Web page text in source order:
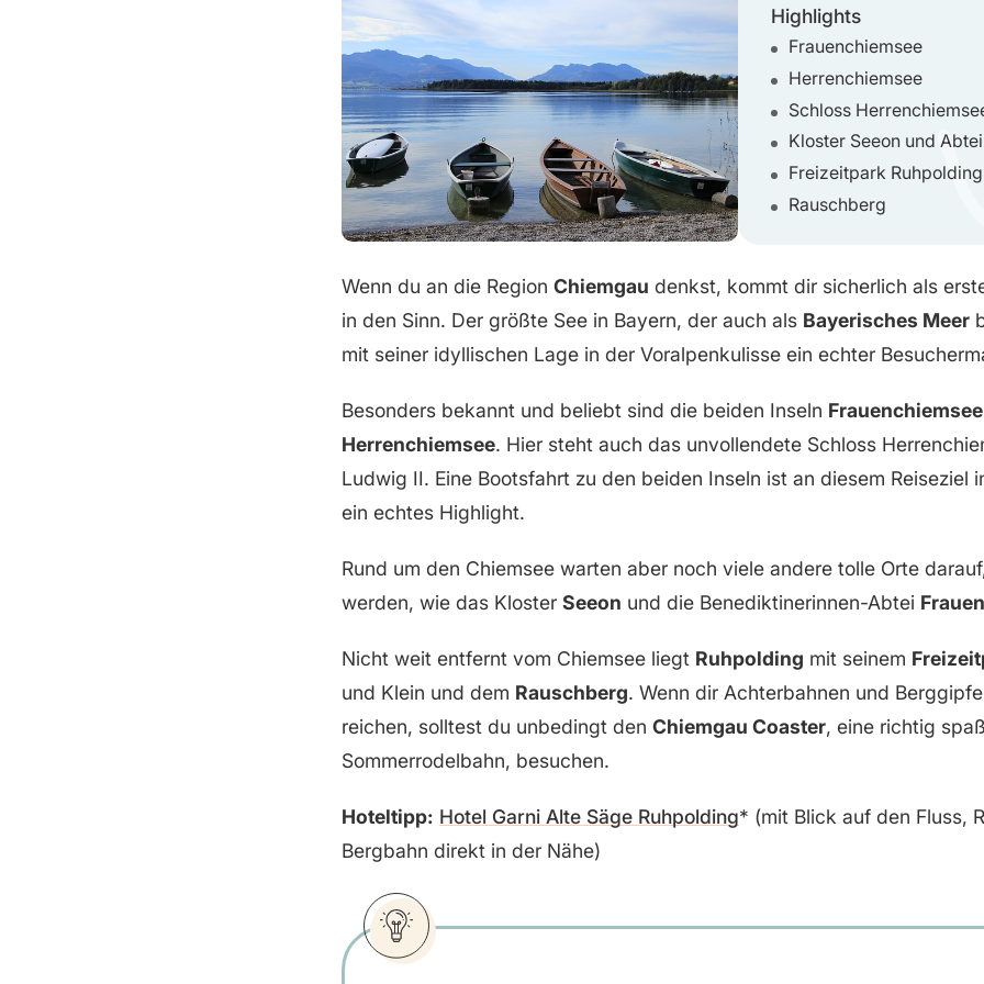
Highlights
Frauenchiemsee
Herrenchiemsee
Schloss
Kloster Seeon und
Freizeitpark Ruhpolding
Rauschberg
Wenn du an die Region Chiemgau denkst, kommt dir sicherlich als
in den Sinn. Der größte See in Bayern, der auch als Bayerisches Meer
mit seiner idyllischen Lage in der Voralpenkulisse ein echter
Besonders bekannt und beliebt sind die beiden Inseln Frauenchiemsee
Herrenchiemsee. Hier steht auch das unvollendete Schloss
Ludwig II. Eine Bootsfahrt zu den beiden Inseln ist an diesem Reiseziel
ein echtes Highlight.
Rund um den Chiemsee warten aber noch viele andere tolle Orte
werden, wie das Kloster Seeon und die Benediktinerinnen-Abtei
Nicht weit entfernt vom Chiemsee liegt Ruhpolding mit seinem
und Klein und dem Rauschberg. Wenn dir Achterbahnen und
reichen, solltest du unbedingt den Chiemgau Coaster, eine richtig
Sommerrodelbahn, besuchen.
Hoteltipp: Hotel Garni Alte Säge Ruhpolding
(mit Blick auf den Fluss,
Bergbahn direkt in der Nähe)